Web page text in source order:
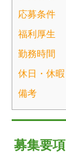
応募条件
福利厚生
勤務時間
休日・休暇
備考
募集要項